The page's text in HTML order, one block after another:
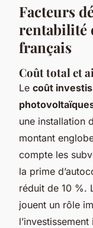
Facteurs
rentabilité
français
Coût total et
Le coût
une installation
montant
compte les
la prime
réduit de 10 %.
jouent un rôle